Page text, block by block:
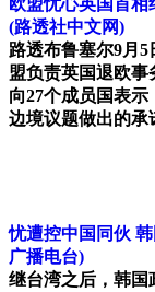
欧盟忧心英国首
(路透社中文网)
路透布鲁塞尔9月
盟负责英国退欧
向27个成员国表
边境议题做出的承
忧遭控中国同伙
广播电台)
继台湾之后，韩国